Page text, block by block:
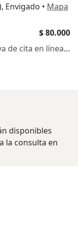
Envigado • Mapa
$ 80.000
Este especialista no ofrece reserva de cita en línea en esta dirección.
disponibles
la consulta en